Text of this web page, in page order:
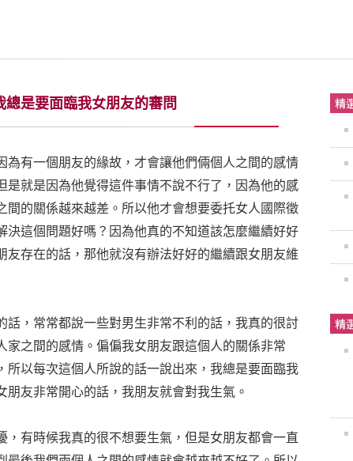
是要面臨我女朋友的審問
為有一個朋友的緣故，才會讓他們倆個人之間的感情
是就是因為他覺得這件事情不說不行了，因為他的感
間的關係越來越差。所以他才會想要委托女人國際徵
決這個問題好嗎？因為他真的不知道該怎麼繼續好好
友存在的話，那他就沒有辦法好好的繼續跟女朋友維
話，常常都說一些對男生非常不利的話，我真的很討
家之間的感情。偏偏我女朋友跟這個人的關係非常
所以每次這個人所說的話一說出來，我總是要面臨我
友非常開心的話，我朋友就會對我生氣。
，有時候我真的很不想要生氣，但是女朋友都會一直